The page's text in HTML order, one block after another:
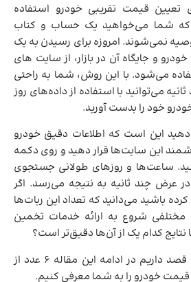
تعیین قیمت تقریبی خودرو استفاده
که شما می‌خواهید یک حساب و کتاب
نمی‌شوند. امروزه برای رسیدن به یک
و جایگاه آن در بازار، از سایت های
می‌شود. با این روش، شما به راحتی
می‌توانید با استفاده از داده‌های روز
خود را بدست آورید.
دهید این است که اطلاعات دقیق خودرو
این سایت‌ها قرار دهید و روی دکمه
ساعت‌ها و روزهای طولانی جستجوی
عرض چند ثانیه به نتیجه می‌رسد. اگر
باشید می‌دانید که تعداد این ربات‌ها
شروع به ارائه خدمات تخمین
نتایج کدام یک از آن‌ها دقیق‌تر است؟
برای پاسخ به این سوال قصد داریم در ادامه این مقاله 6 عدد از
قیمت خودرو را به شما معرفی کنیم.